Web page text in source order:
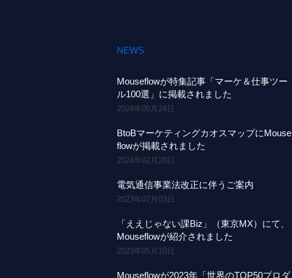
NEWS
Mouseflowが特集記事「マーケ＆仕事ツー
ル100選」に掲載されました
2024年05月24日
BtoBマーケティングカオスマップにMouse
flowが掲載されました
2024年02月28日
電気通信事業法改正に伴うご案内
2023年07月03日
「ええじゃない課Biz」（東京MX）にて、
Mouseflowが紹介されました
2023年05月10日
Mouseflowが2023年「世界のTOP50プロダ